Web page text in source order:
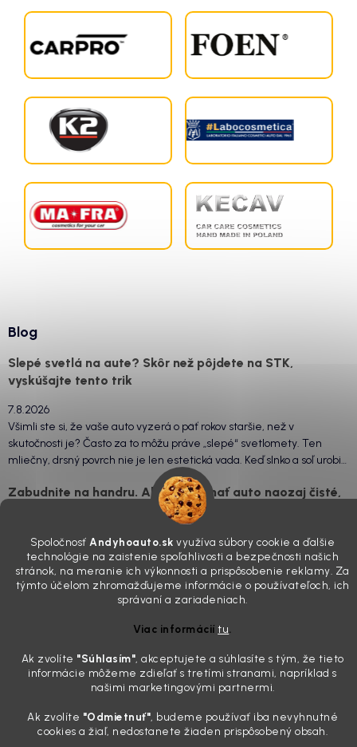
Spoločnosť Andyhoauto.sk využíva súbory cookie a ďalšie
technológie na zaistenie spoľahlivosti a bezpečnosti našich
stránok, na meranie ich výkonnosti a prispôsobenie reklamy. Za
týmto účelom zhromažďujeme informácie o používateľoch, ich
správaní a zariadeniach.
Viac informáciítu.
Ak zvolíte "Súhlasím", akceptujete a súhlasíte s tým, že tieto
informácie môžeme zdieľať s tretími stranami, napríklad s
našimi marketingovými partnermi.
Ak zvolíte "Odmietnuť", budeme používať iba nevyhnutné
cookies a žiaľ, nedostanete žiaden prispôsobený obsah.
Blog
Slepé svetlá na aute? Skôr než pôjdete na STK,
vyskúšajte tento trik
7.8.2026
Všimli ste si, že vaše auto vyzerá o päť rokov staršie, než v
skutočnosti je? Často za to môžu práve „slepé“ svetlomety. Ten
mliečny, drsný povrch nie je len estetická vada. Keď slnko a soľ urobia
svoje, plexisklo začne svetlo rozptyľovať namiesto to...
Zabudnite na handru. Ak chcete mať auto naozaj čisté,
potrebujete tento nástroj za pár eur
4.8.2026
Poznáte ten moment. Vonku svieti slnko, vy sedíte v čerstvo
„upratanom“ aute, no pri pohľade na palubnú dosku vás ide poraziť. V
mriežkach ventilácie, okolo tlačidiel a v švíkoch sedačiek na vás stále
drzo pozerá prach. Handra ani vysávač tam jednodu...
Detailing nemusí stáť výplatu: 5 kúskov autokozmetiky,
31.7.2026
Sobotné ráno, káva v ruke a pred vami zaprášená kapota. Pre
všetky tie fľaštičky, šampóny a utierky, výsledná suma vie poriadne
pokaziť náladu. Dobrá správa je, že aj profi výbava ...